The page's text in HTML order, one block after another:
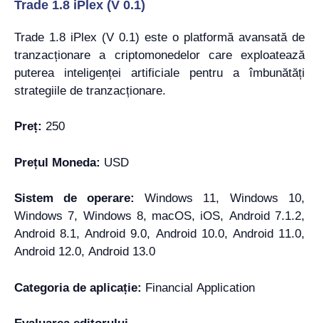
Trade 1.8 iPlex (V 0.1)
Trade 1.8 iPlex (V 0.1) este o platformă avansată de
tranzacționare a criptomonedelor care exploatează
puterea inteligenței artificiale pentru a îmbunătăți
strategiile de tranzacționare.
Preț: 250
Prețul Moneda: USD
Sistem de operare: Windows 11, Windows 10,
Windows 7, Windows 8, macOS, iOS, Android 7.1.2,
Android 8.1, Android 9.0, Android 10.0, Android 11.0,
Android 12.0, Android 13.0
Categoria de aplicație: Financial Application